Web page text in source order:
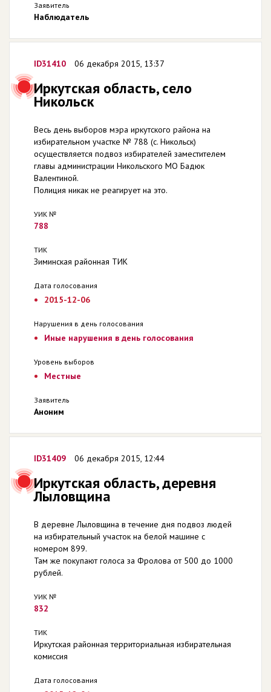
Заявитель
Наблюдатель
ID31410 06 декабря 2015, 13:37
Иркутская область, село
Никольск
Весь день выборов мэра иркутского района на
избирательном участке № 788 (с. Никольск)
осуществляется подвоз избирателей заместителем
главы администрации Никольского МО Бадюк
Валентиной.
Полиция никак не реагирует на это.
УИК №
788
ТИК
Зиминская районная ТИК
Дата голосования
2015-12-06
Нарушения в день голосования
Иные нарушения в день голосования
Уровень выборов
Местные
Заявитель
Аноним
ID31409 06 декабря 2015, 12:44
Иркутская область, деревня
Лыловщина
В деревне Лыловщина в течение дня подвоз людей
на избирательный участок на белой машине с
номером 899.
Там же покупают голоса за Фролова от 500 до 1000
рублей.
УИК №
832
ТИК
Иркутская районная территориальная избирательная
комиссия
Дата голосования